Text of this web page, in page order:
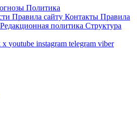
Политика
Правила сайту Контакты Правила
Редакционная политика Структура
x youtube instagram telegram viber